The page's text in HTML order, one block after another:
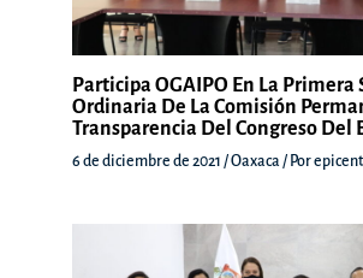
Participa OGAIPO En La Primera
Ordinaria De La Comisión
Transparencia Del Congreso Del
6 de diciembre de 2021 /Oaxaca / Por